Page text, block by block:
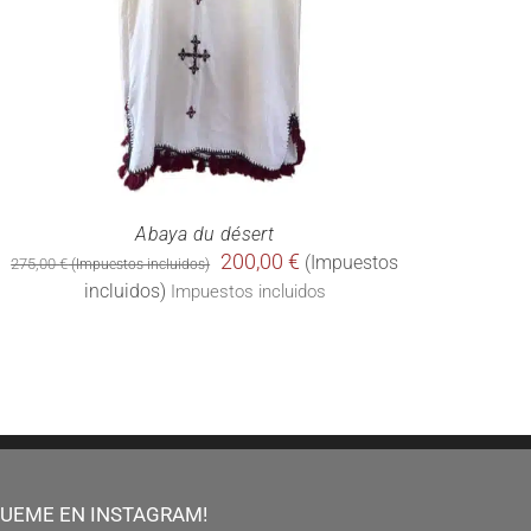
Abaya du désert
275,00€
El
precio
200,00€
ElImpuestos incluidos
EN INSTAGRAM!